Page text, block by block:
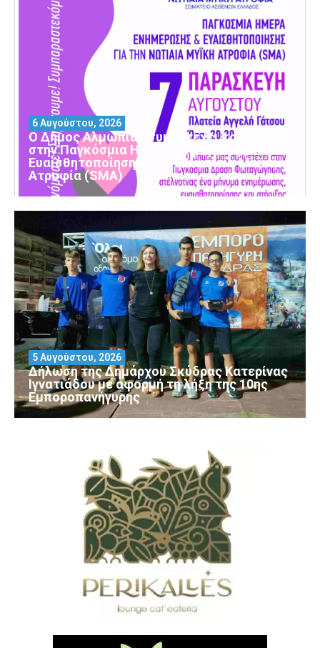
Ο Δήμος Αλμωπίας συμμετέχει και φέτος
στην Παγκόσμια Ημέρα Ενημέρωσης και
Ευαισθητοποίησης για τη Νωτιαία Μυϊκή
Ατροφία (SMA)
6 Αυγούστου, 2026
Δήλωση της Δημάρχου Σκύδρας Κατερίνας
Ιγνατιάδου με αφορμή τη λήξη της 10ης
Εμποροπανήγυρης
5 Αυγούστου, 2026